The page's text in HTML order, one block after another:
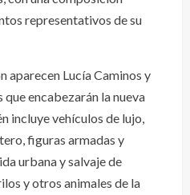
representativos de su
aparecen Lucía Caminos y
que encabezarán la nueva
incluye vehículos de lujo,
figuras armadas y
urbana y salvaje de
y otros animales de la